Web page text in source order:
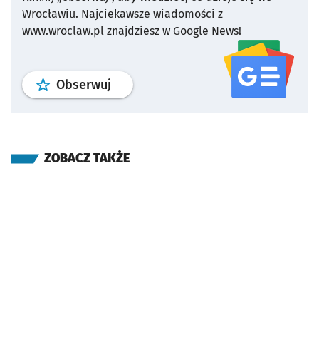
Wrocławiu. Najciekawsze wiadomości z
www.wroclaw.pl znajdziesz w Google News!
Obserwuj profil serwisu
ZOBACZ TAKŻE